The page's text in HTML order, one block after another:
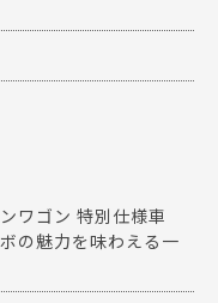
ワゴン 特別仕様車
の魅力を味わえる一